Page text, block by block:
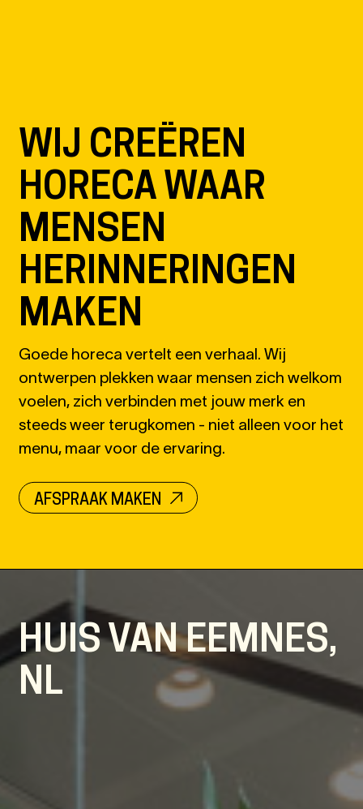
WIJ CREËREN
HORECA WAAR
MENSEN
HERINNERINGEN
MAKEN
Goede horeca vertelt een verhaal. Wij
ontwerpen plekken waar mensen zich welkom
voelen, zich verbinden met jouw merk en
steeds weer terugkomen - niet alleen voor het
menu, maar voor de ervaring.
AFSPRAAK MAKEN
HUIS VAN EEMNES,
NL